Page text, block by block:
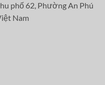
phố 62, Phường An Phú
Nam